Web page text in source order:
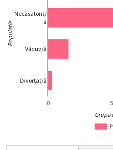
0
Necăsatorit/
ă
Văduv/ă
Divorțat/ă
Grupa
Populație